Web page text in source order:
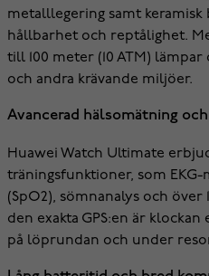
metalllegering samt keramisk
hållbarhet och reptålighet.
till 100 meter (10 ATM)
och andra krävande miljöer.
Avancerad hälsomätning
Huawei Watch Ultimate
träningsfunktioner, som
(SpO2), sömnanalys och över
den exakta GPS:en är
på löprundan och under